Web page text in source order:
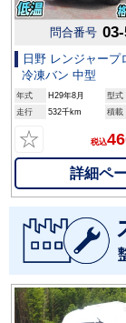
問合番号
日野 レンジャープ
冷凍バン 中型
年式 H29年8月 型式
走行
532千km 積載
☆ 税込
詳細ペ